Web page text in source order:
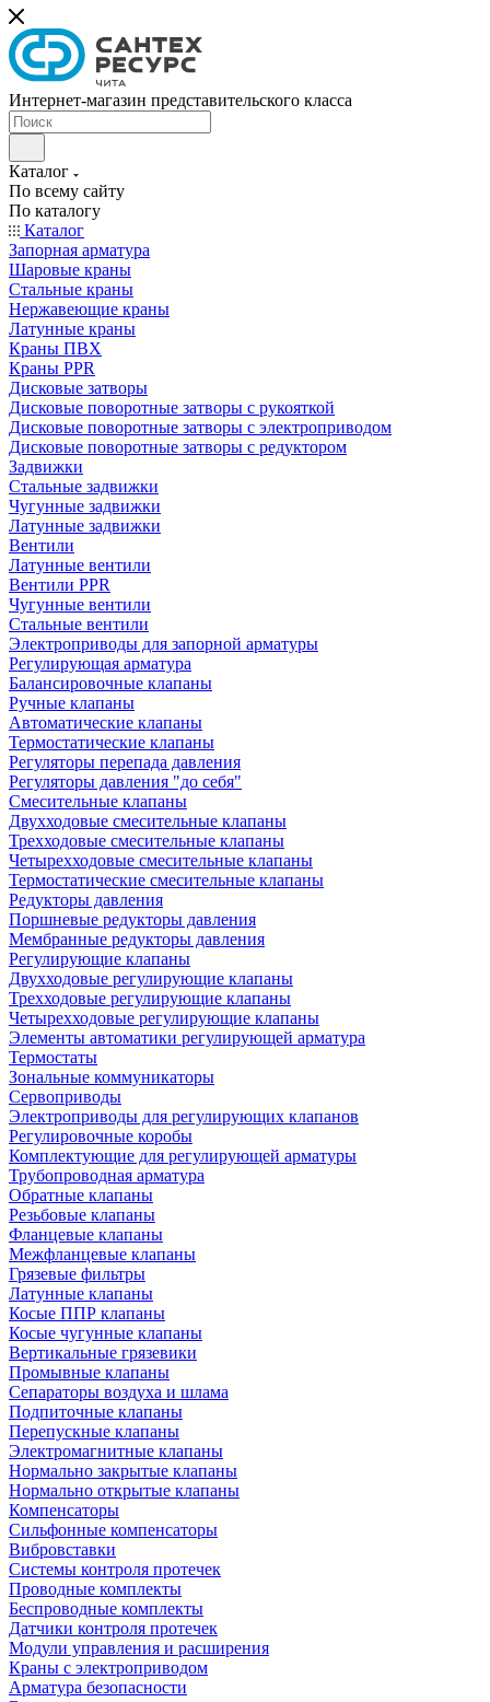
Интернет-магазин представительского класса
Каталог
По всему сайту
По каталогу
Каталог
Запорная арматура
Шаровые краны
Стальные краны
Нержавеющие краны
Латунные краны
Краны ПВХ
Краны PPR
Дисковые затворы
Дисковые поворотные затворы с рукояткой
Дисковые поворотные затворы с электроприводом
Дисковые поворотные затворы с редуктором
Задвижки
Стальные задвижки
Чугунные задвижки
Латунные задвижки
Вентили
Латунные вентили
Вентили PPR
Чугунные вентили
Стальные вентили
Электроприводы для запорной арматуры
Регулирующая арматура
Балансировочные клапаны
Ручные клапаны
Автоматические клапаны
Термостатические клапаны
Регуляторы перепада давления
Регуляторы давления "до себя"
Смесительные клапаны
Двухходовые смесительные клапаны
Трехходовые смесительные клапаны
Четырехходовые смесительные клапаны
Термостатические смесительные клапаны
Редукторы давления
Поршневые редукторы давления
Мембранные редукторы давления
Регулирующие клапаны
Двухходовые регулирующие клапаны
Трехходовые регулирующие клапаны
Четырехходовые регулирующие клапаны
Элементы автоматики регулирующей арматура
Термостаты
Зональные коммуникаторы
Сервоприводы
Электроприводы для регулирующих клапанов
Регулировочные коробы
Комплектующие для регулирующей арматуры
Трубопроводная арматура
Обратные клапаны
Резьбовые клапаны
Фланцевые клапаны
Межфланцевые клапаны
Грязевые фильтры
Латунные клапаны
Косые ППР клапаны
Косые чугунные клапаны
Вертикальные грязевики
Промывные клапаны
Сепараторы воздуха и шлама
Подпиточные клапаны
Перепускные клапаны
Электромагнитные клапаны
Нормально закрытые клапаны
Нормально открытые клапаны
Компенсаторы
Сильфонные компенсаторы
Вибровставки
Системы контроля протечек
Проводные комплекты
Беспроводные комплекты
Датчики контроля протечек
Модули управления и расширения
Краны с электроприводом
Арматура безопасности